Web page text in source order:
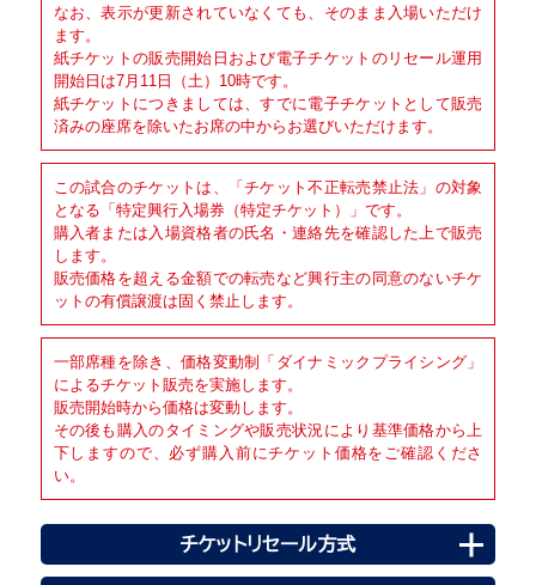
なお、表示が更新されていなくても、そのまま入場いただけ
ます。
紙チケットの販売開始日および電子チケットのリセール運用
開始日は7月11日（土）10時です。
紙チケットにつきましては、すでに電子チケットとして販売
済みの座席を除いたお席の中からお選びいただけます。
この試合のチケットは、「チケット不正転売禁止法」の対象
となる「特定興行入場券（特定チケット）」です。
購入者または入場資格者の氏名・連絡先を確認した上で販売
します。
販売価格を超える金額での転売など興行主の同意のないチケ
ットの有償譲渡は固く禁止します。
一部席種を除き、価格変動制「ダイナミックプライシング」
によるチケット販売を実施します。
販売開始時から価格は変動します。
その後も購入のタイミングや販売状況により基準価格から上
下しますので、必ず購入前にチケット価格をご確認くださ
い。
チケットリセール方式